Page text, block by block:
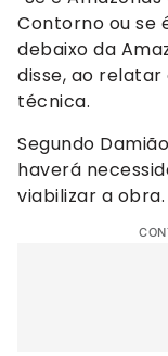
Contorno ou se
debaixo da
disse, ao
técnica.
Segundo
haverá
viabilizar a obra.